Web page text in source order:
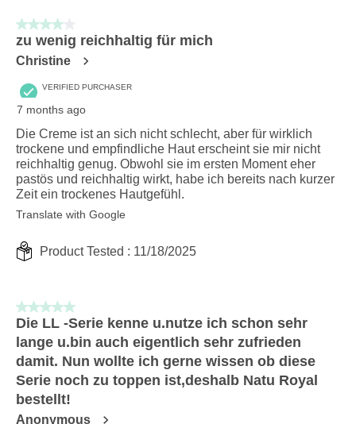
4 out of 5 stars.
zu wenig reichhaltig für mich
Christine
VERIFIED PURCHASER
7 months ago
Die Creme ist an sich nicht schlecht, aber für wirklich
trockene und empfindliche Haut erscheint sie mir nicht
reichhaltig genug. Obwohl sie im ersten Moment eher
pastös und reichhaltig wirkt, habe ich bereits nach kurzer
Zeit ein trockenes Hautgefühl.
Translate with Google
Product Tested : 11/18/2025
5 out of 5 stars.
Die LL -Serie kenne u.nutze ich schon sehr
lange u.bin auch eigentlich sehr zufrieden
damit. Nun wollte ich gerne wissen ob diese
Serie noch zu toppen ist,deshalb Natu Royal
bestellt!
Anonymous